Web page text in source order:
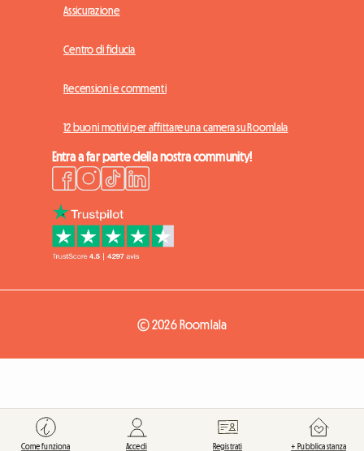
Assicurazione
Centro di fiducia
Recensioni e commenti
12 buoni motivi per affittare una camera su Roomlala
Entra a far parte della nostra community!
© 2026 Roomlala
Come funziona Accedi Registrati + Pubblica stanza